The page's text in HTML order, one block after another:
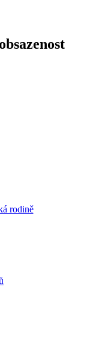
rodině